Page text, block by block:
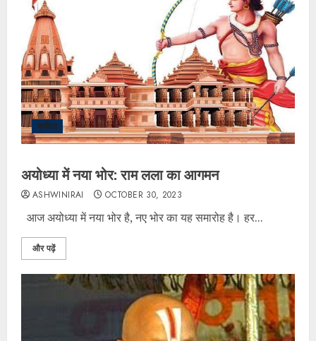
कविता
अयोध्या में नया भोर: राम लला का आगमन
ASHWINIRAI OCTOBER 30, 2023
आज अयोध्या में नया भोर है, नए भोर का यह समारोह है। हर...
और पढ़ें